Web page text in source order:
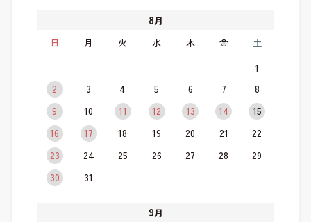
8月
日
月 火 水 木 金 土
1
2
3 4 5 6 7
8
9
10 11 12 13 14
15
16
17 18 19 20 21
22
23
24 25 26 27 28
29
30
31
9月